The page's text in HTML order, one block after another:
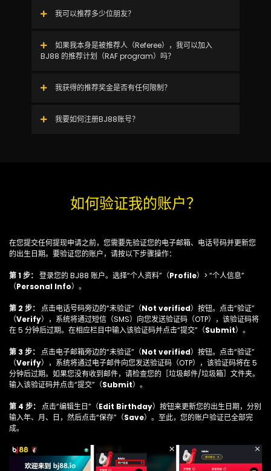
我可以推荐多少位朋友？
如果我本身是被推荐人（Referee），我可以加入
BJ88 的推荐计划（RAF program）吗？
我获得的推荐奖金是否有任何限制？
我要如何注册BJ88账号？
如何验证我的账户？
在您提交任何提现申请之前，您需要先验证您的电子邮箱、电话号码并更新您
的出生日期。要验证您的账户，请按以下步骤操作：
第 1 步： 登录您的 BJ88 账户。选择“个人资料”（Profile）> “个人信息”
（Personal Info）。
第 2 步： 点击电话号码旁边的“未验证”（Not verified）按钮。点击“验证”
（Verify），系统将通过短信（SMS）向您发送验证码（OTP），该验证码将
在 5 分钟后过期。在相应栏目中输入该验证码并点击“提交”（Submit）。
第 3 步： 点击电子邮箱旁边的“未验证”（Not verified）按钮。点击“验证”
（Verify），系统将通过电子邮件向您发送验证码（OTP），该验证码将在 5
分钟后过期。如果您没有收到邮件，请检查您的［垃圾邮件/垃圾箱］文件夹。
输入该验证码并点击“提交”（Submit）。
第 4 步： 点击“编辑生日”（Edit Birthday）按钮来更新您的出生日期，分别
输入年、月、日，然后点击“保存”（Save）。至此，您的账户验证已全部完
成。